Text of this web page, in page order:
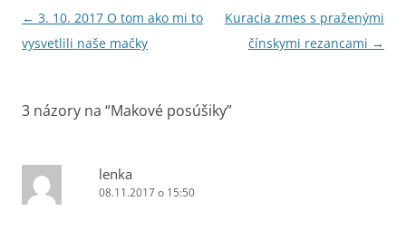
Navigácia
článkami
← 3. 10. 2017 O tom ako mi to
vysvetlili naše mačky
Kuracia zmes s praženými
čínskymi rezancami →
3 názory na “Makové posúšiky”
lenka
08.11.2017 o 15:50